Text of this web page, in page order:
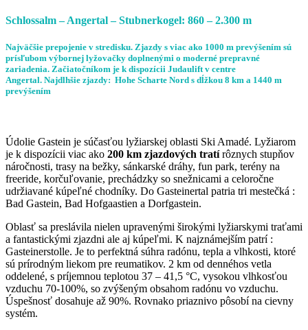
Schlossalm – Angertal – Stubnerkogel: 860 – 2.300 m
Najväčšie prepojenie v stredisku. Zjazdy s viac ako 1000 m prevýšením sú
prísľubom výbornej lyžovačky doplnenými o moderné prepravné
zariadenia. Začiatočníkom je k dispozícii Judaulift v centre
Angertal. Najdlhšie zjazdy: Hohe Scharte Nord s dĺžkou 8 km a 1440 m
prevýšením
Údolie Gastein je súčasťou lyžiarskej oblasti Ski Amadé. Lyžiarom
je k dispozícii viac ako 200 km zjazdových tratírôznych stupňov
náročnosti, trasy na bežky, sánkarské dráhy, fun park, terény na
freeride, korčuľovanie, prechádzky so snežnicami a celoročne
udržiavané kúpeľné chodníky. Do Gasteinertal patria tri mestečká :
Bad Gastein, Bad Hofgaastien a Dorfgastein.
Oblasť sa preslávila nielen upravenými širokými lyžiarskymi traťami
a fantastickými zjazdni ale aj kúpeľmi. K najznámejším patrí :
Gasteinerstolle. Je to perfektná súhra radónu, tepla a vlhkosti, ktoré
sú prírodným liekom pre reumatikov. 2 km od dennéhos vetla
oddelené, s príjemnou teplotou 37 – 41,5 °C, vysokou vlhkosťou
vzduchu 70-100%, so zvýšeným obsahom radónu vo vzduchu.
Úspešnosť dosahuje až 90%. Rovnako priaznivo pôsobí na cievny
systém.